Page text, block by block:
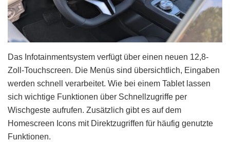
Das Infotainmentsystem verfügt über einen neuen 12,8-
Zoll-Touchscreen. Die Menüs sind übersichtlich, Eingaben
werden schnell verarbeitet. Wie bei einem Tablet lassen
sich wichtige Funktionen über Schnellzugriffe per
Wischgeste aufrufen. Zusätzlich gibt es auf dem
Homescreen Icons mit Direktzugriffen für häufig genutzte
Funktionen.